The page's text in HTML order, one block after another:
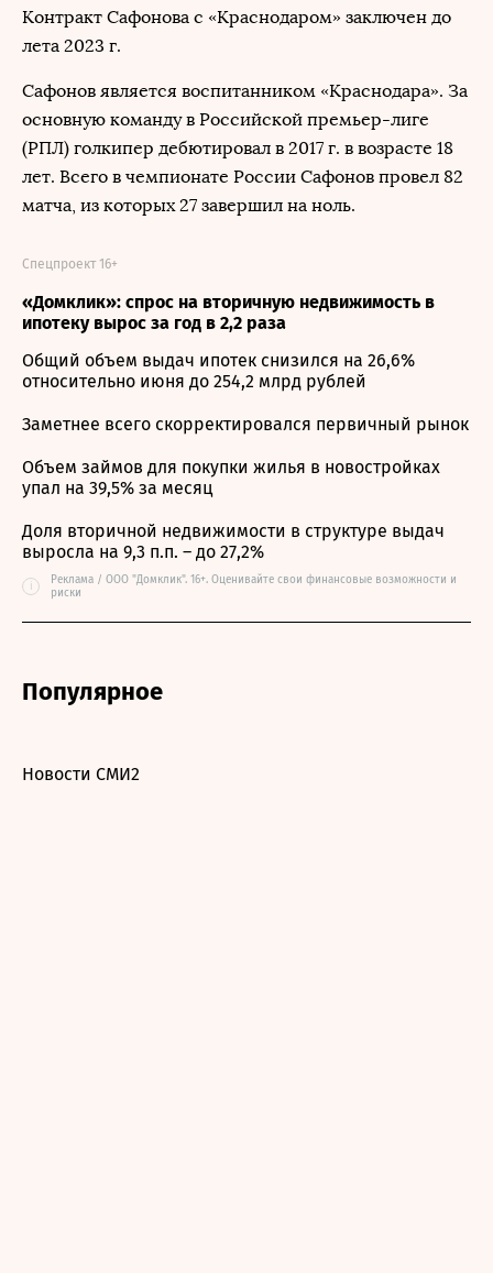
Контракт Сафонова с «Краснодаром» заключен до
лета 2023 г.
Сафонов является воспитанником «Краснодара». За
основную команду в Российской премьер-лиге
(РПЛ) голкипер дебютировал в 2017 г. в возрасте 18
лет. Всего в чемпионате России Сафонов провел 82
матча, из которых 27 завершил на ноль.
«Домклик»: спрос на вторичную недвижимость в
ипотеку вырос за год в 2,2 раза
Спецпроект 16+
Общий объем выдач ипотек снизился на 26,6%
относительно июня до 254,2 млрд рублей
Заметнее всего скорректировался первичный рынок
Объем займов для покупки жилья в новостройках
упал на 39,5% за месяц
Доля вторичной недвижимости в структуре выдач
выросла на 9,3 п.п. – до 27,2%
i
Реклама / ООО "Домклик". 16+. Оценивайте свои финансовые возможности и
риски
Популярное
Новости СМИ2